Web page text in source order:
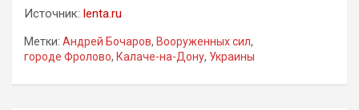
Источник: lenta.ru
Метки: Андрей Бочаров, Вооруженных сил,
городе Фролово, Калаче-на-Дону, Украины